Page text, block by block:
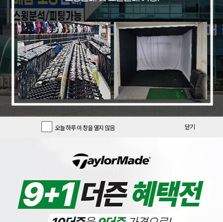
오늘 하루 이 창을 열지 않음 닫기
[리퍼브특가/색바램][글로벌니힐로
정품] 크리션 DADT 루즈 스탠드백
[리퍼브 상품] 프로기아 정품 22년
피알지알 PRGR 03 포지드 8 아이
베스트